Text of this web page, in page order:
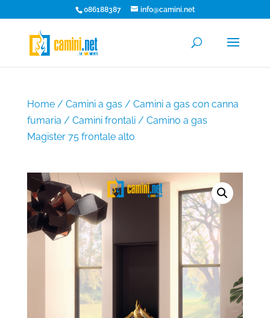
086188387 info@camini.net
Home/ Camini a gas / Camini a gas con canna
fumaria / Camini frontali/ Camino a gas
Magister 75 frontale alto